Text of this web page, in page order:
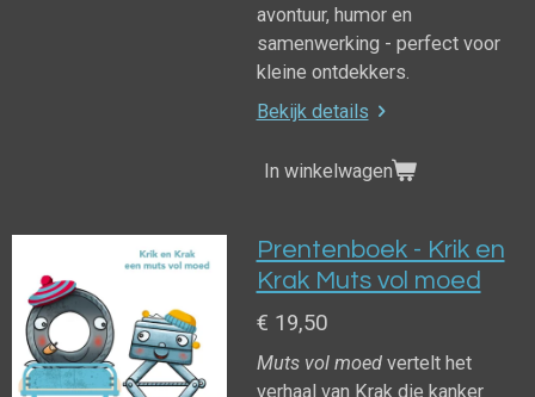
avontuur, humor en
samenwerking - perfect voor
kleine ontdekkers.
Bekijk details
In winkelwagen
Prentenboek - Krik en
Krak Muts vol moed
€ 19,50
Muts vol moedvertelt het
verhaal van Krak die kanker